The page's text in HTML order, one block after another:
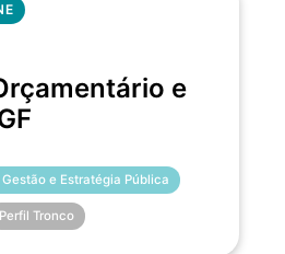
e
Gestão e Estratégia Pública
Perfil Tronco